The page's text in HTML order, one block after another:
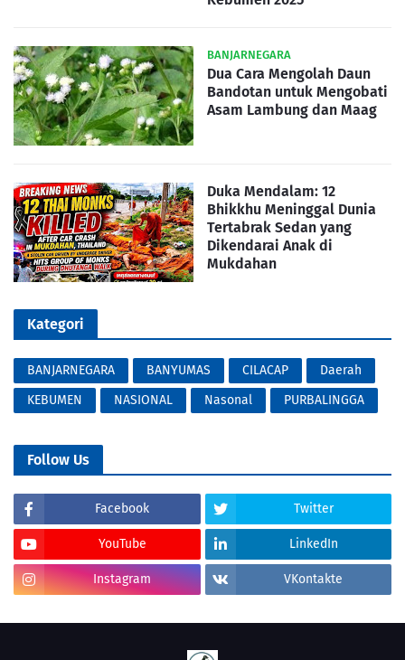
BANJARNEGARA
Dua Cara Mengolah Daun
Bandotan untuk Mengobati
Asam Lambung dan Maag
Duka Mendalam: 12
Bhikkhu Meninggal Dunia
Tertabrak Sedan yang
Dikendarai Anak di
Mukdahan
Kategori
BANJARNEGARA BANYUMAS CILACAP
Daerah
KEBUMEN
NASIONAL Nasonal PURBALINGGA
Follow Us
Facebook Twitter
YouTube LinkedIn
Instagram VKontakte